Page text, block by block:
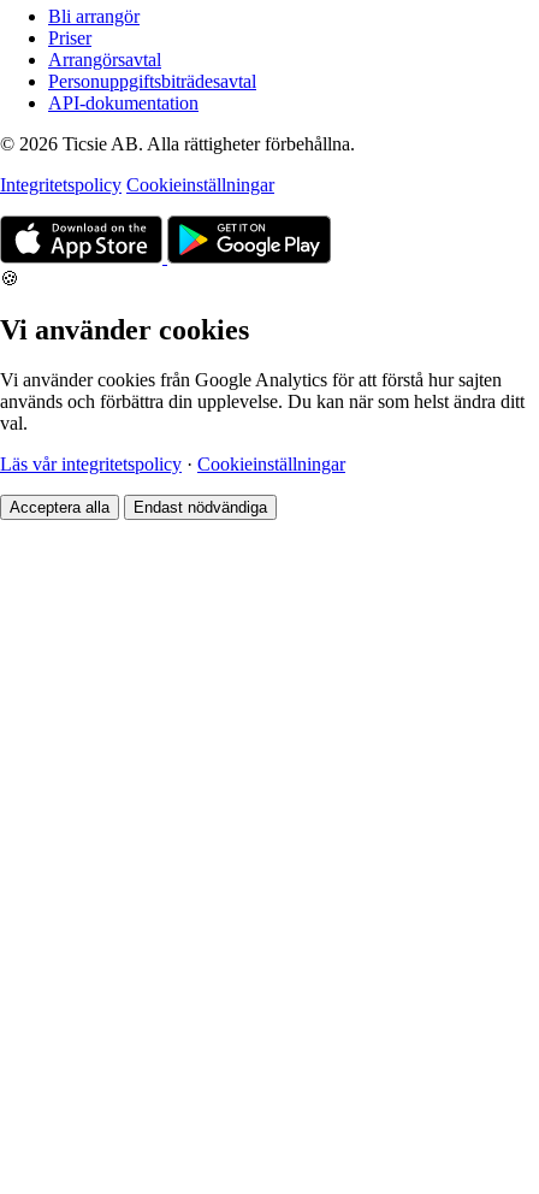
Bli arrangör
Priser
Arrangörsavtal
Personuppgiftsbiträdesavtal
API-dokumentation
© 2026 Ticsie AB. Alla rättigheter förbehållna.
Integritetspolicy Cookieinställningar
🍪
Vi använder cookies
Vi använder cookies från Google Analytics för att förstå hur sajten
används och förbättra din upplevelse. Du kan när som helst ändra ditt
val.
Läs vår integritetspolicy · Cookieinställningar
Acceptera alla Endast nödvändiga